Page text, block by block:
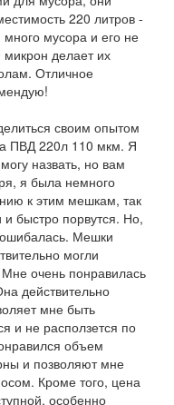
220 литров -
мусора и его не
делает их
Отличное
своим опытом
ПВД 220л 110 мкм. Я
назвать, но вам
я была немного
к этим мешкам, так
и быстро порвутся. Но,
Мешки
могли
очень понравилась
действительно
мне быть
и не расползется по
объем
и позволяют мне
Кроме того, цена
особенно